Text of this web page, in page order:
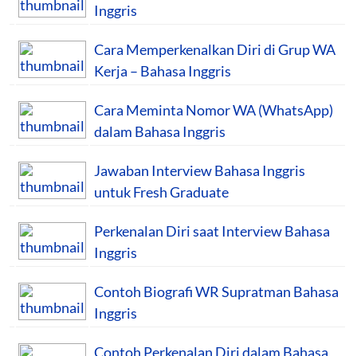
Inggris
Cara Memperkenalkan Diri di Grup WA
Kerja – Bahasa Inggris
Cara Meminta Nomor WA (WhatsApp)
dalam Bahasa Inggris
Jawaban Interview Bahasa Inggris
untuk Fresh Graduate
Perkenalan Diri saat Interview Bahasa
Inggris
Contoh Biografi WR Supratman Bahasa
Inggris
Contoh Perkenalan Diri dalam Bahasa